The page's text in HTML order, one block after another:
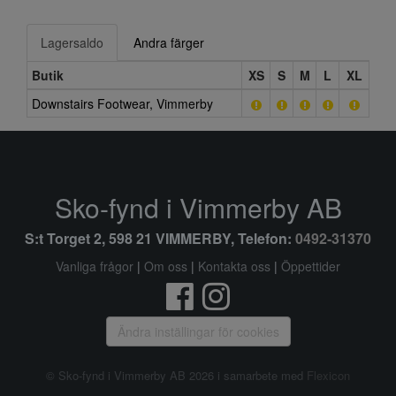
Lagersaldo
Andra färger
Butik
XS S M L
XL
Downstairs Footwear, Vimmerby
Sko-fynd i Vimmerby AB
S:t Torget 2, 598 21 VIMMERBY, Telefon: 0492-31370
Vanliga frågor | Om oss | Kontakta oss | Öppettider
Ändra inställingar för cookies
© Sko-fynd i Vimmerby AB 2026 i samarbete med Flexicon